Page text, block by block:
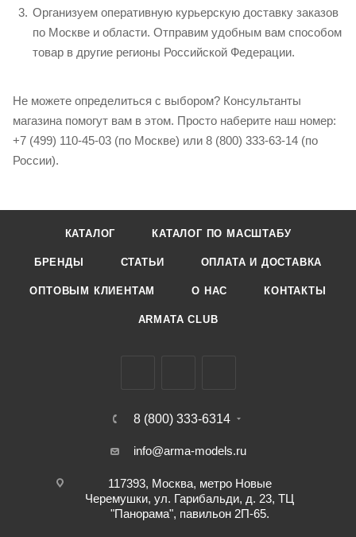
Организуем оперативную курьерскую доставку заказов
по Москве и области. Отправим удобным вам способом
товар в другие регионы Российской Федерации.
Не можете определиться с выбором? Консультанты
магазина помогут вам в этом. Просто наберите наш номер:
+7 (499) 110-45-03 (по Москве) или 8 (800) 333-63-14 (по
России).
КАТАЛОГ КАТАЛОГ ПО МАСШТАБУ
БРЕНДЫ СТАТЬИ ОПЛАТА И ДОСТАВКА
ОПТОВЫМ КЛИЕНТАМ О НАС КОНТАКТЫ
ARMATA CLUB
8 (800) 333-6314
info@arma-models.ru
117393, Москва, метро Новые
Черемушки, ул. Гарибальди, д. 23, ТЦ
"Панорама", павильон 2П-65.